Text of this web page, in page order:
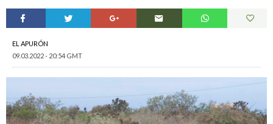
EL APURÓN
09.03.2022 - 20:54 GMT